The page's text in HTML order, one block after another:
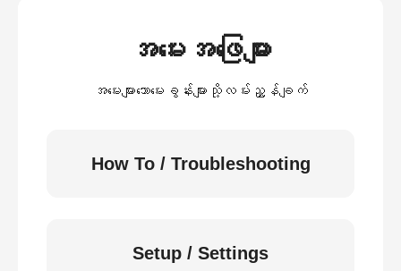
အမေးအဖြေများ
အမေးများသောမေးခွန်းများသို့လမ်းညွှန်ချက်
How To / Troubleshooting
Setup / Settings